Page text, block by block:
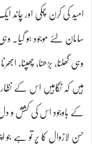
امید کی کرن چمکی اور
سامان لئے موجود ہو گیا۔
وہی گھٹنا، بڑھنا، چھپنا،
ہیں کہ نگاہیں اس کے
کے باوجود اس کی کشش و دل
حسن لازوال کا پر تو ہے